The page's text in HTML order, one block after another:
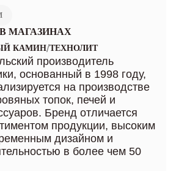
МАГАЗИНАХ
КАМИН/ТЕХНОЛИТ
производитель
основанный в 1998 году,
на производстве
топок, печей и
Бренд отличается
продукции, высоким
дизайном и
в более чем 50